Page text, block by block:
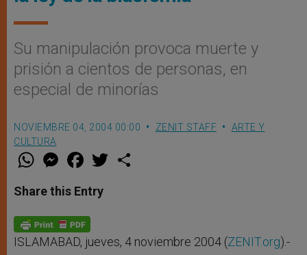
Su manipulación provoca muerte y
prisión a cientos de personas, en
especial de minorías
NOVIEMBRE 04, 2004 00:00 ZENIT STAFF
ARTE Y
CULTURA
W
t
s
p
p
M
e
s
e
g
e
r
F
a
e
b
o
k
w
Share this Entry
ISLAMABAD, jueves, 4 noviembre 2004 (ZENIT.org).-